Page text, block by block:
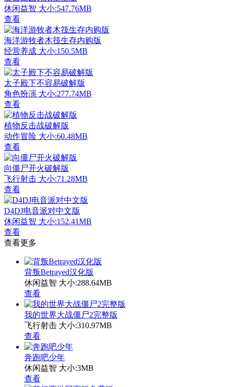
休闲益智 大小:547.76MB
查看
海洋游牧者木筏生存内购版
经营养成 大小:150.5MB
查看
太子殿下不容易破解版
角色扮演 大小:277.74MB
查看
植物反击战破解版
动作冒险 大小:60.48MB
查看
向僵尸开火破解版
飞行射击 大小:71.28MB
查看
D4DJ电音派对中文版
休闲益智 大小:152.41MB
查看
查看更多
背叛Betrayed汉化版
休闲益智 大小:288.64MB
查看
我的世界大战僵尸2完整版
飞行射击 大小:310.97MB
查看
奔跑吧少年
休闲益智 大小:3MB
查看